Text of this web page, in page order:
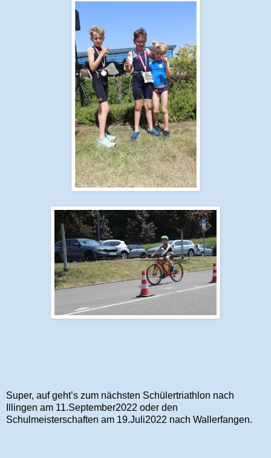
Super, auf geht’s zum nächsten Schülertriathlon nach
Illingen am 11.September2022 oder den
Schulmeisterschaften am 19.Juli2022 nach Wallerfangen.